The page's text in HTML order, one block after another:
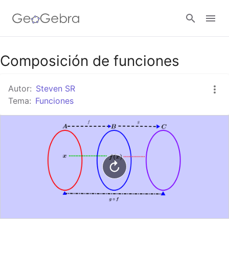
Google Classroom
GeoGebra Classroom
Abrir sesión
Composición de funciones
Autor: Steven SR
Tema: Funciones